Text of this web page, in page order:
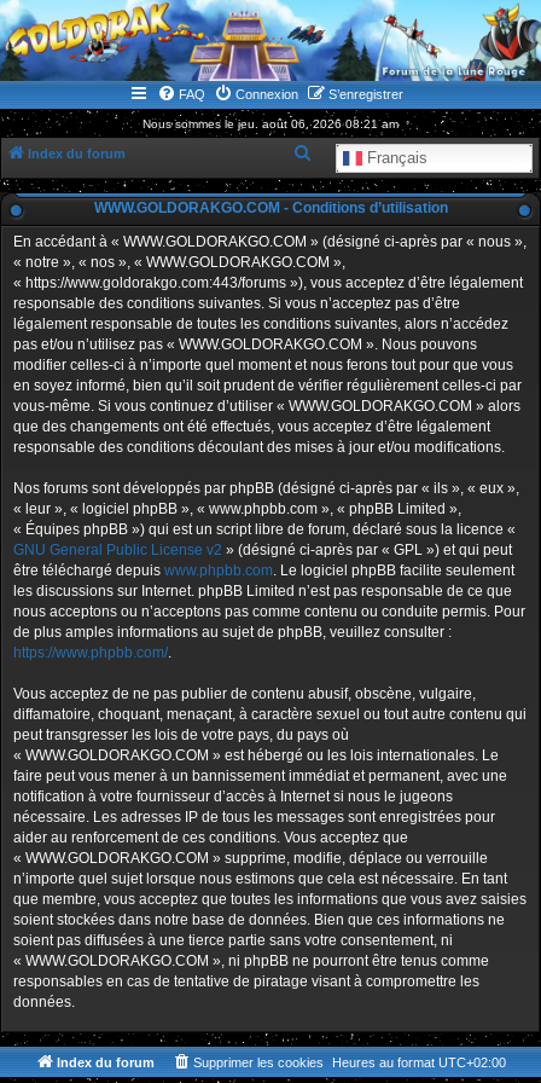
WWW.GOLDORAKGO.COM
le site de la Lune Rouge
FAQ Connexion S’enregistrer
Nous sommes le jeu. août 06, 2026 08:21 am
Index du forum Français
e
c
h
e
r
c
e
r
WWW.GOLDORAKGO.COM - Conditions d’utilisation
En accédant à « WWW.GOLDORAKGO.COM » (désigné ci-après par « nous »,
« notre », « nos », « WWW.GOLDORAKGO.COM »,
« https://www.goldorakgo.com:443/forums »), vous acceptez d’être légalement
responsable des conditions suivantes. Si vous n’acceptez pas d’être
légalement responsable de toutes les conditions suivantes, alors n’accédez
pas et/ou n’utilisez pas « WWW.GOLDORAKGO.COM ». Nous pouvons
modifier celles-ci à n’importe quel moment et nous ferons tout pour que vous
en soyez informé, bien qu’il soit prudent de vérifier régulièrement celles-ci par
vous-même. Si vous continuez d’utiliser « WWW.GOLDORAKGO.COM » alors
que des changements ont été effectués, vous acceptez d’être légalement
responsable des conditions découlant des mises à jour et/ou modifications.
Nos forums sont développés par phpBB (désigné ci-après par « ils », « eux »,
« leur », « logiciel phpBB », « www.phpbb.com », « phpBB Limited »,
« Équipes phpBB ») qui est un script libre de forum, déclaré sous la licence «
GNU General Public License v2 » (désigné ci-après par « GPL ») et qui peut
être téléchargé depuis www.phpbb.com. Le logiciel phpBB facilite seulement
les discussions sur Internet. phpBB Limited n’est pas responsable de ce que
nous acceptons ou n’acceptons pas comme contenu ou conduite permis. Pour
de plus amples informations au sujet de phpBB, veuillez consulter :
https://www.phpbb.com/.
Vous acceptez de ne pas publier de contenu abusif, obscène, vulgaire,
diffamatoire, choquant, menaçant, à caractère sexuel ou tout autre contenu qui
peut transgresser les lois de votre pays, du pays où
« WWW.GOLDORAKGO.COM » est hébergé ou les lois internationales. Le
faire peut vous mener à un bannissement immédiat et permanent, avec une
notification à votre fournisseur d’accès à Internet si nous le jugeons
nécessaire. Les adresses IP de tous les messages sont enregistrées pour
aider au renforcement de ces conditions. Vous acceptez que
« WWW.GOLDORAKGO.COM » supprime, modifie, déplace ou verrouille
n’importe quel sujet lorsque nous estimons que cela est nécessaire. En tant
que membre, vous acceptez que toutes les informations que vous avez saisies
soient stockées dans notre base de données. Bien que ces informations ne
soient pas diffusées à une tierce partie sans votre consentement, ni
« WWW.GOLDORAKGO.COM », ni phpBB ne pourront être tenus comme
responsables en cas de tentative de piratage visant à compromettre les
données.
Index du forum Heures au format UTC+02:00
Supprimer les cookies